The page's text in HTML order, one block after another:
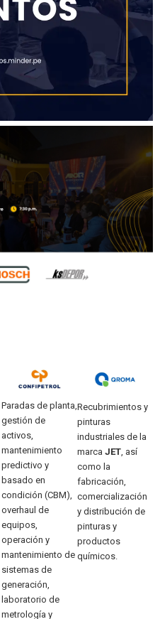
Paradas de planta,
gestión de
activos,
mantenimiento
predictivo y
basado en
condición (CBM),
overhaul de
equipos,
operación y
mantenimiento de
sistemas de
generación,
laboratorio de
metrología y
Recubrimientos y
pinturas
industriales de la
marca JET, así
como la
fabricación,
comercialización
y distribución de
pinturas y
productos
químicos.